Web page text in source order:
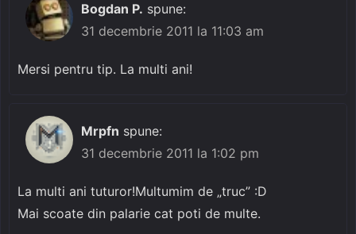
Bogdan P. spune:
31 decembrie 2011 la 11:03 am
Mersi pentru tip. La multi ani!
Mrpfn spune:
31 decembrie 2011 la 1:02 pm
La multi ani tuturor!Multumim de „truc” :D
Mai scoate din palarie cat poti de multe.